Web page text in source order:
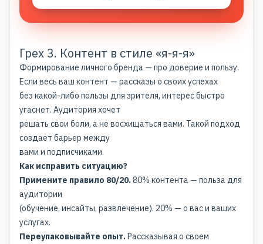
Грех 3. Контент в стиле «я-я-я»
Формирование личного бренда — про доверие и пользу.
Если весь ваш контент — рассказы о своих успехах
без какой-либо пользы для зрителя, интерес быстро
угаснет. Аудитория хочет
решать свои боли, а не восхищаться вами. Такой подход
создает барьер между
вами и подписчиками.
Как исправить ситуацию?
Примените правило 80/20.80% контента — польза для
аудитории
(обучение, инсайты, развлечение). 20% — о вас и ваших
услугах.
Переупаковывайте опыт.Рассказывая о своем